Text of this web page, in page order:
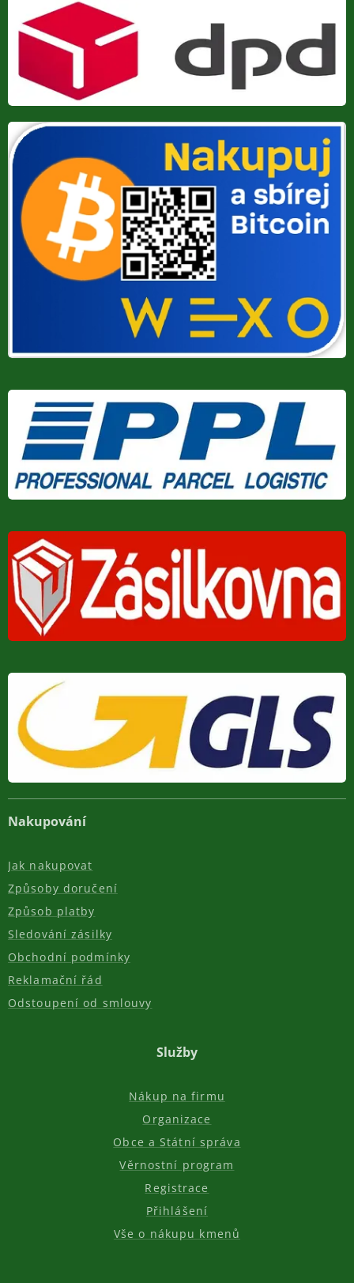
Nakupování
Jak nakupovat
Způsoby doručení
Způsob platby
Sledování zásilky
Obchodní podmínky
Reklamační řád
Odstoupení od smlouvy
Služby
Nákup na firmu
Organizace
Obce a Státní správa
Věrnostní program
Registrace
Přihlášení
Vše o nákupu kmenů